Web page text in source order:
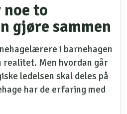
noe to
gjøre sammen
i barnehagen
realitet. Men hvordan går
ledelsen skal deles på
har de erfaring med